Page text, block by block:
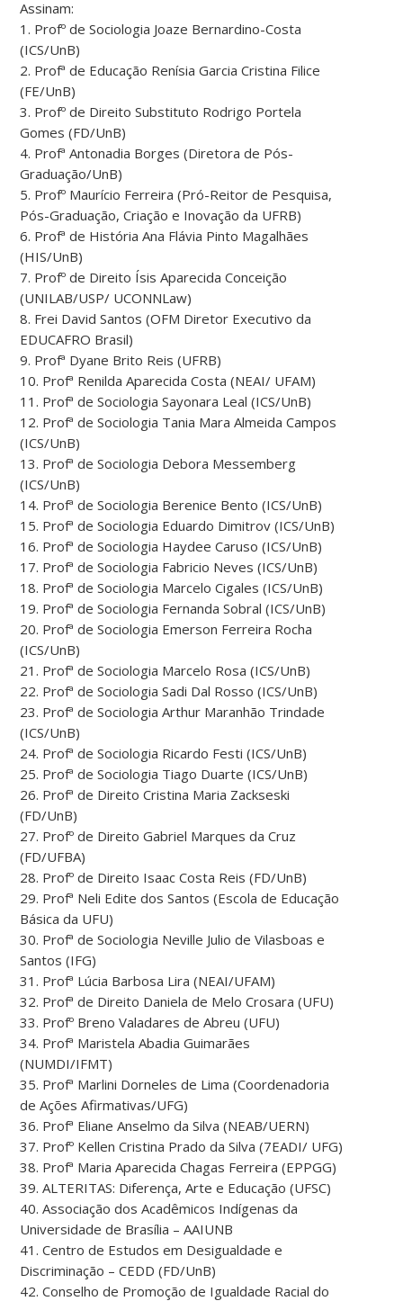
Assinam:
1. Profº de Sociologia Joaze Bernardino-Costa
(ICS/UnB)
2. Profª de Educação Renísia Garcia Cristina Filice
(FE/UnB)
3. Profº de Direito Substituto Rodrigo Portela
Gomes (FD/UnB)
4. Profª Antonadia Borges (Diretora de Pós-
Graduação/UnB)
5. Profº Maurício Ferreira (Pró-Reitor de Pesquisa,
Pós-Graduação, Criação e Inovação da UFRB)
6. Profª de História Ana Flávia Pinto Magalhães
(HIS/UnB)
7. Profº de Direito Ísis Aparecida Conceição
(UNILAB/USP/ UCONNLaw)
8. Frei David Santos (OFM Diretor Executivo da
EDUCAFRO Brasil)
9. Profª Dyane Brito Reis (UFRB)
10. Profª Renilda Aparecida Costa (NEAI/ UFAM)
11. Profª de Sociologia Sayonara Leal (ICS/UnB)
12. Profª de Sociologia Tania Mara Almeida Campos
(ICS/UnB)
13. Profª de Sociologia Debora Messemberg
(ICS/UnB)
14. Profª de Sociologia Berenice Bento (ICS/UnB)
15. Profª de Sociologia Eduardo Dimitrov (ICS/UnB)
16. Profª de Sociologia Haydee Caruso (ICS/UnB)
17. Profª de Sociologia Fabricio Neves (ICS/UnB)
18. Profª de Sociologia Marcelo Cigales (ICS/UnB)
19. Profª de Sociologia Fernanda Sobral (ICS/UnB)
20. Profª de Sociologia Emerson Ferreira Rocha
(ICS/UnB)
21. Profª de Sociologia Marcelo Rosa (ICS/UnB)
22. Profª de Sociologia Sadi Dal Rosso (ICS/UnB)
23. Profª de Sociologia Arthur Maranhão Trindade
(ICS/UnB)
24. Profª de Sociologia Ricardo Festi (ICS/UnB)
25. Profª de Sociologia Tiago Duarte (ICS/UnB)
26. Profª de Direito Cristina Maria Zackseski
(FD/UnB)
27. Profº de Direito Gabriel Marques da Cruz
(FD/UFBA)
28. Profº de Direito Isaac Costa Reis (FD/UnB)
29. Profª Neli Edite dos Santos (Escola de Educação
Básica da UFU)
30. Profª de Sociologia Neville Julio de Vilasboas e
Santos (IFG)
31. Profª Lúcia Barbosa Lira (NEAI/UFAM)
32. Profª de Direito Daniela de Melo Crosara (UFU)
33. Profº Breno Valadares de Abreu (UFU)
34. Profª Maristela Abadia Guimarães
(NUMDI/IFMT)
35. Profª Marlini Dorneles de Lima (Coordenadoria
de Ações Afirmativas/UFG)
36. Profª Eliane Anselmo da Silva (NEAB/UERN)
37. Profº Kellen Cristina Prado da Silva (7EADI/ UFG)
38. Profª Maria Aparecida Chagas Ferreira (EPPGG)
39. ALTERITAS: Diferença, Arte e Educação (UFSC)
40. Associação dos Acadêmicos Indígenas da
Universidade de Brasília – AAIUNB
41. Centro de Estudos em Desigualdade e
Discriminação – CEDD (FD/UnB)
42. Conselho de Promoção de Igualdade Racial do